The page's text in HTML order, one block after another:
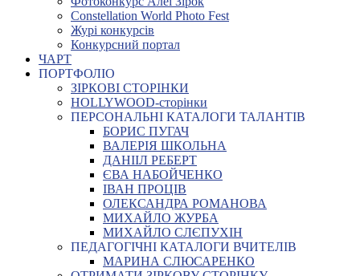
Constellation World Photo Fest
Журі конкурсів
Конкурсний портал
ЧАРТ
ПОРТФОЛІО
ЗІРКОВІ СТОРІНКИ
HOLLYWOOD-сторінки
ПЕРСОНАЛЬНІ КАТАЛОГИ ТАЛАНТІВ
БОРИС ПУГАЧ
ВАЛЕРІЯ ШКОЛЬНА
ДАНІІЛ РЕБЕРТ
ЄВА НАБОЙЧЕНКО
ІВАН ПРОЦІВ
ОЛЕКСАНДРА РОМАНОВА
МИХАЙЛО ЖУРБА
МИХАЙЛО СЛЄПУХІН
ПЕДАГОГІЧНІ КАТАЛОГИ ВЧИТЕЛІВ
МАРИНА СЛЮСАРЕНКО